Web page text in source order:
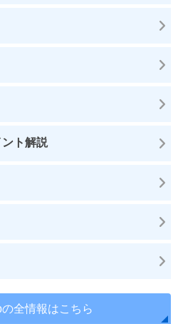
ト解説
全情報はこちら